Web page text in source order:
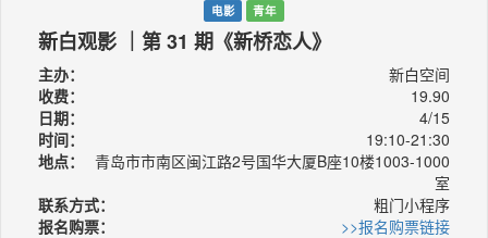
电影 青年
新白观影 ｜第 31 期《新桥恋人》
主办：
新白空间
收费：
19.90
日期：
4/15
时间：
19:10-21:30
地点：
青岛市市南区闽江路2号国华大厦B座10楼1003-1000
室
联系方式：
粗门小程序
报名购票：
>>报名购票链接